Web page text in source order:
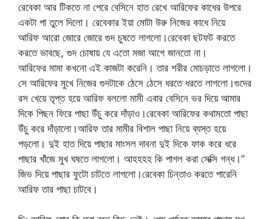
রেবেকা আর টিকতে না পেরে বেসিনে হাত রেখে আরিফের কাধের উপরে
একটা পা তুলে দিলো। রেবেকার ইয়া মোটা উরু নিজের কাধে নিয়ে
আরিফ আরো জোরে জোরে গুদ চুষতে লাগলো।রেবেকা ছটফট করতে
করতে ভাবছে, গুদ চোষায় যে এতো মজা আগে জানতো না।
আরিফের মামা কখনো এই কাজটা করেনি। তার শরীর মোচড়াতে লাগলো।
সে আরিফের মুখে নিজের গুদটাকে ঠেসে ঠেসে ধরতে ধরতে লাগলো।গুদের
রস খেয়ে তৃপ্ত হয়ে আরিফ বললো মামী এবার বেসিনে ভর দিয়ে আমার
দিকে পিছন ফিরে পাছা উঁচু করে দাঁড়াও।রেবেকা আরিফের কথামতো পাছা
উঁচু করে দাঁড়ালো।আরিফ তার মামীর বিশাল পাছা নিয়ে ব্যস্ত হয়ে
পড়লো। দুই হাত দিয়ে পাছার মাংসল দাবনা দুই দিকে ফাক করে ধরে
পাছার খাঁজে মুখ ঘষতে লাগলো। আহহহহ কি পাগল করা সেক্সি গন্ধ।”
জিভ দিয়ে পাছার ফুটো চাটতে লাগলো।রেবেকা চিন্তাও করতে পারেনি
আরিফ তার পাছা চাটবে।